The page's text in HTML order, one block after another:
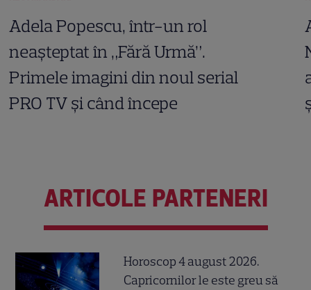
Adela Popescu, într-un rol
neașteptat în „Fără Urmă”.
Primele imagini din noul serial
PRO TV și când începe
ARTICOLE PARTENERI
Horoscop 4 august 2026.
Capricornilor le este greu să